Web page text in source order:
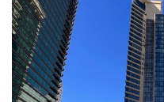
Genel
Popüler Yerler
Gayrettepe Projeler